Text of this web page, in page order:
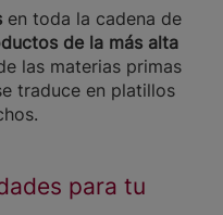
en toda la cadena de
de la más alta
las materias primas
traduce en platillos
para tu